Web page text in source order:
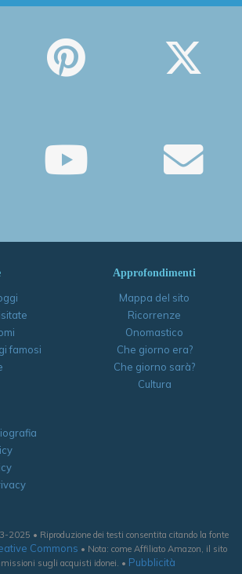
famosi
Approfondimenti
Mappa del sito
Ricorrenze
Onomastico
Che giorno era?
Che giorno sarà?
Cultura
2025 • Riproduzione dei testi consentita citando la fonte
Commons • Nota: come Affiliato Amazon, il sito
sugli acquisti idonei. • Pubblicità